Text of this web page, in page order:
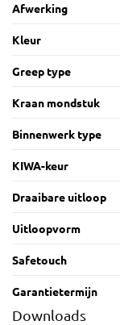
Afwerking
Kleur
Greep type
Kraan mondstuk
Binnenwerk type
KIWA-keur
Draaibare uitloop
Uitloopvorm
Safetouch
Garantietermijn
Downloads